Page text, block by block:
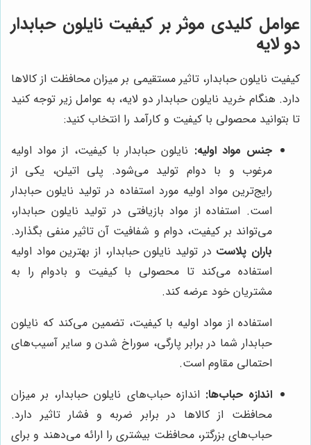
عوامل کلیدی موثر بر کیفیت نایلون حبابدار
دو لایه
کیفیت نایلون حبابدار، تاثیر مستقیمی بر میزان محافظت از کالاها
دارد. هنگام خرید نایلون حبابدار دو لایه، به عوامل زیر توجه کنید
تا بتوانید محصولی با کیفیت و کارآمد را انتخاب کنید:
جنس مواد اولیه: نایلون حبابدار با کیفیت، از مواد اولیه
مرغوب و با دوام تولید می‌شود. پلی اتیلن، یکی از
رایج‌ترین مواد اولیه مورد استفاده در تولید نایلون حبابدار
است. استفاده از مواد بازیافتی در تولید نایلون حبابدار،
می‌تواند بر کیفیت، دوام و شفافیت آن تاثیر منفی بگذارد.
باران پلاست در تولید نایلون حبابدار، از بهترین مواد اولیه
استفاده می‌کند تا محصولی با کیفیت و بادوام را به
مشتریان خود عرضه کند.
استفاده از مواد اولیه با کیفیت، تضمین می‌کند که نایلون
حبابدار شما در برابر پارگی، سوراخ شدن و سایر آسیب‌های
احتمالی مقاوم است.
اندازه حباب‌ها: اندازه حباب‌های نایلون حبابدار، بر میزان
محافظت از کالاها در برابر ضربه و فشار تاثیر دارد.
حباب‌های بزرگتر، محافظت بیشتری را ارائه می‌دهند و برای